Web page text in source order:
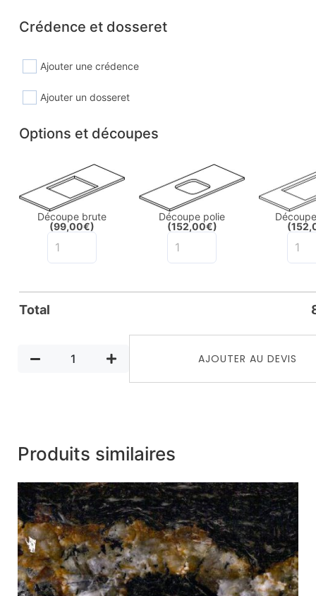
Crédence et dosseret
Ajouter une crédence
Ajouter un dosseret
Options et découpes
Découpe brute
(99,00€)
Découpe polie
(152,00€)
Total
AJOUTER AU DEVIS
Produits similaires